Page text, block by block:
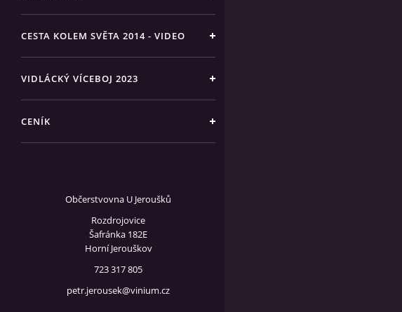
CESTA KOLEM SVĚTA 2014 - VIDEO
VIDLÁCKÝ VÍCEBOJ 2023
CENÍK
Občerstvovna U Jeroušků
Rozdrojovice
Šafránka 182E
Horní Jerouškov
723 317 805
petr.jerousek@vinium.cz